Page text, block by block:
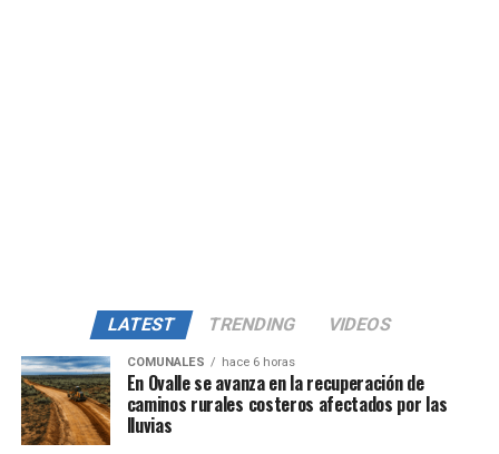
LATEST TRENDING VIDEOS
COMUNALES hace 6 horas
En Ovalle se avanza en la recuperación de
caminos rurales costeros afectados por las
lluvias